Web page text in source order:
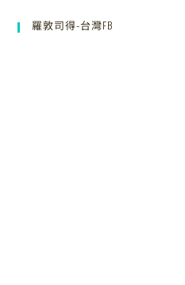
羅敦司得-台灣FB